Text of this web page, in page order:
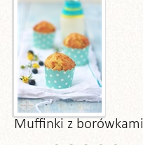
Muffinki z borówkami